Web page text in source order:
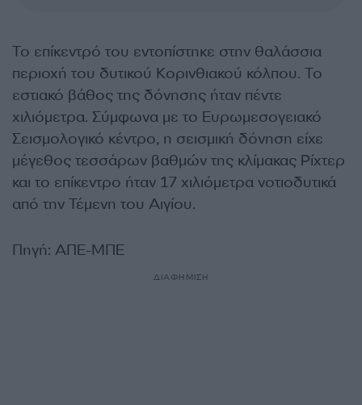
Το επίκεντρό του εντοπίστηκε στην θαλάσσια
περιοχή του δυτικού Κορινθιακού κόλπου. Το
εστιακό βάθος της δόνησης ήταν πέντε
χιλιόμετρα. Σύμφωνα με το Ευρωμεσογειακό
Σεισμολογικό κέντρο, η σεισμική δόνηση είχε
μέγεθος τεσσάρων βαθμών της κλίμακας Ρίχτερ
και το επίκεντρο ήταν 17 χιλιόμετρα νοτιοδυτικά
από την Τέμενη του Αιγίου.
Πηγή: ΑΠΕ-ΜΠΕ
ΔΙΑΦΗΜΙΣΗ